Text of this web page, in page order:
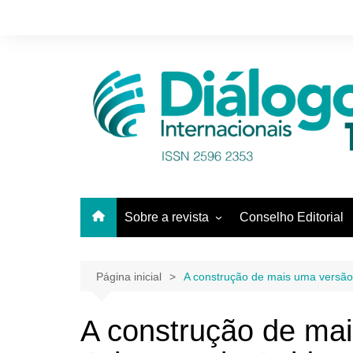
Sobre a revista
Pareceristas
Conselho Editorial
Página inicial A construção de mais uma
A construção de